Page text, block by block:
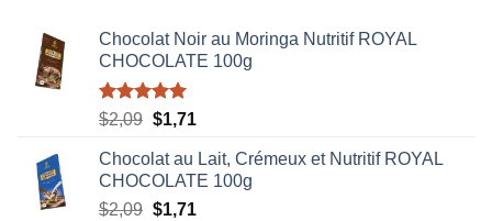
Chocolat Noir au Moringa Nutritif ROYAL
CHOCOLATE 100g
Note5.00
sur 5
$2,09 Le
initial
était :
$2,09.
$1,71
actuel
est :
$1,71.
Chocolat au Lait, Crémeux et Nutritif ROYAL
CHOCOLATE 100g
$2,09 Le
$1,71